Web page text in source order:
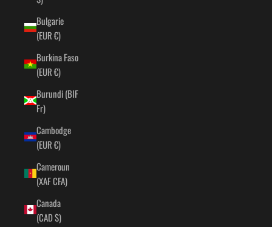
Bulgarie
(EUR €)
Burkina Faso
(EUR €)
Burundi (BIF
Fr)
Cambodge
(EUR €)
Cameroun
(XAF CFA)
Canada
(CAD $)